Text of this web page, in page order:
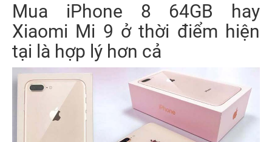
Mua iPhone 8 64GB hay
Xiaomi Mi 9 ở thời điểm hiện
tại là hợp lý hơn cả